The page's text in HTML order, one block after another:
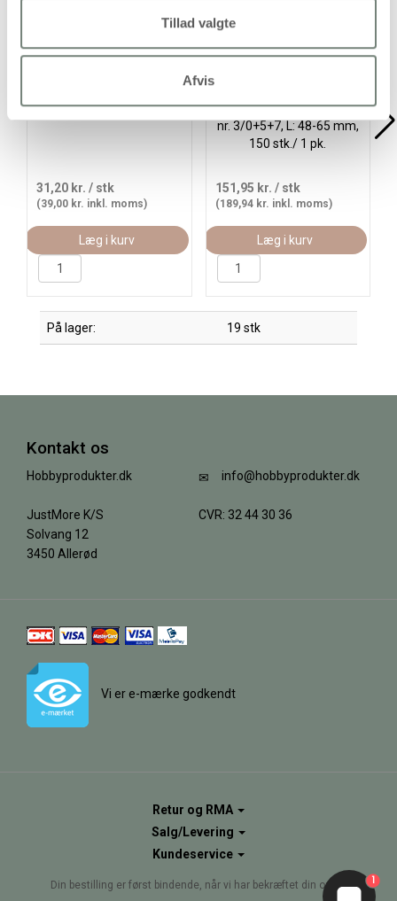
Tillad valgte
Afvis
Nålesæt, L: 3,8-7 cm, 1 pk.
31,20 kr. / stk
(39,00 kr. inkl. moms)
Læg i kurv
Stoppenåle - sortiment,
nr. 3/0+5+7, L: 48-65 mm,
150 stk./ 1 pk.
151,95 kr. / stk
(189,94 kr. inkl. moms)
Læg i kurv
På lager: 19 stk
Kontakt os
Hobbyprodukter.dk
JustMore K/S
Solvang 12
3450 Allerød
info@hobbyprodukter.dk
CVR: 32 44 30 36
Vi er e-mærke godkendt
Retur og RMA
Salg/Levering
Kundeservice
Din bestilling er først bindende, når vi har bekræftet din ordre. 1